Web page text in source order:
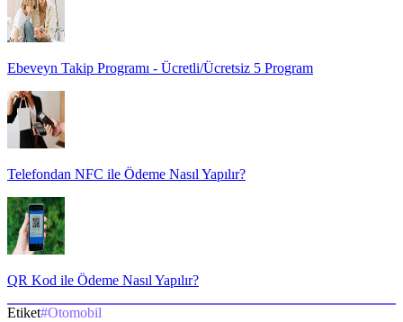
Ebeveyn Takip Programı - Ücretli/Ücretsiz 5 Program
Telefondan NFC ile Ödeme Nasıl Yapılır?
QR Kod ile Ödeme Nasıl Yapılır?
Etiket#Otomobil